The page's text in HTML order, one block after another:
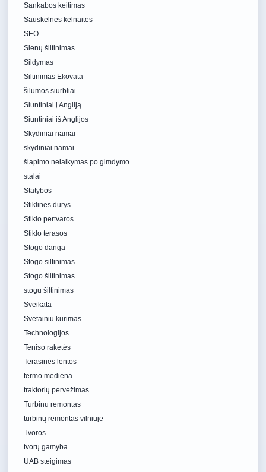
Sankabos keitimas
Sauskelnės kelnaitės
SEO
Sienų šiltinimas
Sildymas
Siltinimas Ekovata
šilumos siurbliai
Siuntiniai į Angliją
Siuntiniai iš Anglijos
Skydiniai namai
skydiniai namai
šlapimo nelaikymas po gimdymo
stalai
Statybos
Stiklinės durys
Stiklo pertvaros
Stiklo terasos
Stogo danga
Stogo siltinimas
Stogo šiltinimas
stogų šiltinimas
Sveikata
Svetainiu kurimas
Technologijos
Teniso raketės
Terasinės lentos
termo mediena
traktorių pervežimas
Turbinu remontas
turbinų remontas vilniuje
Tvoros
tvorų gamyba
UAB steigimas